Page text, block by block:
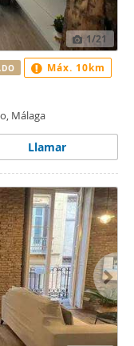
1/21
Málaga
Llamar
Máx. 10km